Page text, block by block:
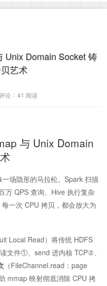
Unix Domain Socket 铸
艺术
论 / 41 阅读
与 Unix Domain
场隐形的马拉松。Spark 扫描
万 QPS 查询、Hive 执行复杂
一次 CPU 拷贝，都会放大为
Local Read）将传统 HDFS
读文件①、send 进内核 TCP②、
（FileChannel.read：page
mmap 映射彻底消除 CPU 拷